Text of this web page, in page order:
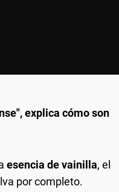
explica cómo son
esencia de vainilla, el
por completo.